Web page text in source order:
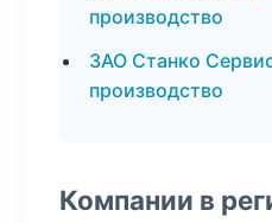
производство
ЗАО Станко
производство
Компании в